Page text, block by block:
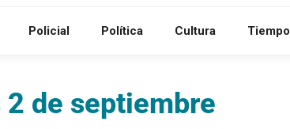
Policial Política Cultura Tiempo
de septiembre